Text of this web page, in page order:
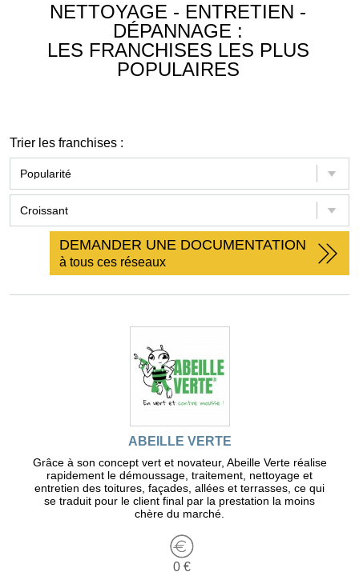
NETTOYAGE - ENTRETIEN -
DÉPANNAGE :
LES FRANCHISES LES PLUS
POPULAIRES
Trier les franchises :
DEMANDER UNE DOCUMENTATION
à tous ces réseaux
ABEILLE VERTE
Grâce à son concept vert et novateur, Abeille Verte réalise
rapidement le démoussage, traitement, nettoyage et
entretien des toitures, façades, allées et terrasses, ce qui
se traduit pour le client final par la prestation la moins
chère du marché.
0 €